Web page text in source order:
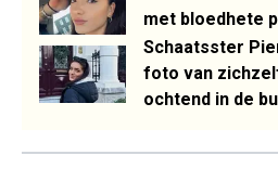
met bloedhete
Schaatsster
foto van
ochtend in de